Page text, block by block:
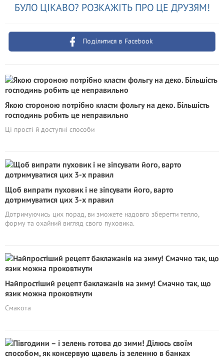
БУЛО ЦІКАВО? РОЗКАЖІТЬ ПРО ЦЕ ДРУЗЯМ!
Поділитися в Facebook
Якою стороною потрібно класти фольгу на деко. Більшість
господинь робить це неправильно
Ці прості й доступні способи
Щоб випрати пуховик і не зіпсувати його, варто
дотримуватися цих 3-х правил
Дотримуючись цих порад, ви зможете надовго зберегти тепло,
форму та охайний вигляд свого пуховика.
Найпростіший рецепт баклажанів на зиму! Смачно так, що
язик можна проковтнути
Смакота